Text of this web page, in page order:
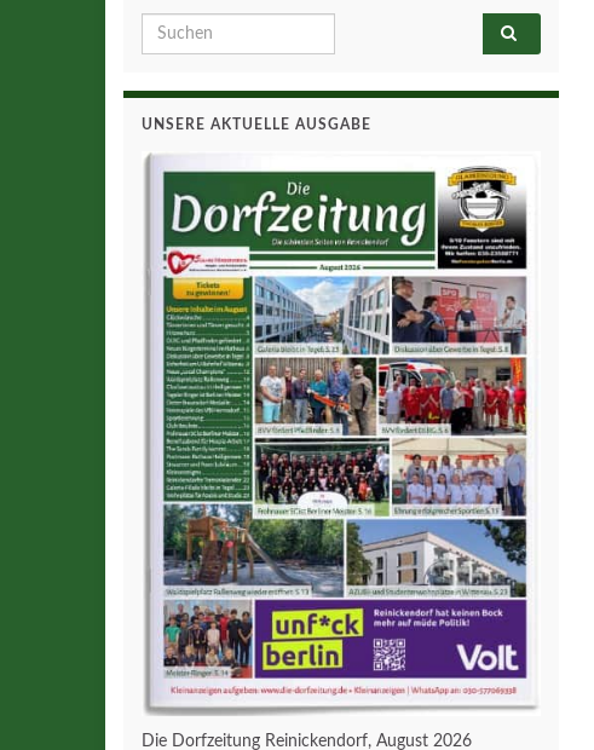
Search for:
UNSERE AKTUELLE AUSGABE
Die Dorfzeitung Reinickendorf, August 2026